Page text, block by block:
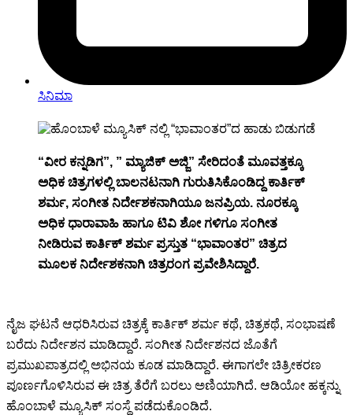
ಸಿನಿಮಾ
“ವೀರ ಕನ್ನಡಿಗ”, ” ಮ್ಯಾಜಿಕ್ ಅಜ್ಜಿ” ಸೇರಿದಂತೆ ಮೂವತ್ತಕ್ಕೂ
ಅಧಿಕ ಚಿತ್ರಗಳಲ್ಲಿ ಬಾಲನಟನಾಗಿ ಗುರುತಿಸಿಕೊಂಡಿದ್ದ ಕಾರ್ತಿಕ್
ಶರ್ಮ, ಸಂಗೀತ ನಿರ್ದೇಶಕನಾಗಿಯೂ ಜನಪ್ರಿಯ. ನೂರಕ್ಕೂ
ಅಧಿಕ ಧಾರಾವಾಹಿ ಹಾಗೂ ಟಿವಿ ಶೋ ಗಳಿಗೂ ಸಂಗೀತ
ನೀಡಿರುವ ಕಾರ್ತಿಕ್ ಶರ್ಮ ಪ್ರಸ್ತುತ “ಭಾವಾಂತರ” ಚಿತ್ರದ
ಮೂಲಕ ನಿರ್ದೇಶಕನಾಗಿ ಚಿತ್ರರಂಗ ಪ್ರವೇಶಿಸಿದ್ದಾರೆ.
ನೈಜ ಘಟನೆ ಆಧರಿಸಿರುವ ಚಿತ್ರಕ್ಕೆ ಕಾರ್ತಿಕ್ ಶರ್ಮ ಕಥೆ, ಚಿತ್ರಕಥೆ, ಸಂಭಾಷಣೆ
ಬರೆದು ನಿರ್ದೇಶನ ಮಾಡಿದ್ದಾರೆ. ಸಂಗೀತ ನಿರ್ದೇಶನದ ಜೊತೆಗೆ
ಪ್ರಮುಖಪಾತ್ರದಲ್ಲಿ ಅಭಿನಯ ಕೂಡ ಮಾಡಿದ್ದಾರೆ. ಈಗಾಗಲೇ ಚಿತ್ರೀಕರಣ
ಪೂರ್ಣಗೊಳಿಸಿರುವ ಈ ಚಿತ್ರ ತೆರೆಗೆ ಬರಲು ಅಣಿಯಾಗಿದೆ. ಆಡಿಯೋ ಹಕ್ಕನ್ನು
ಹೊಂಬಾಳೆ ಮ್ಯೂಸಿಕ್ ಸಂಸ್ಥೆ ಪಡೆದುಕೊಂಡಿದೆ.